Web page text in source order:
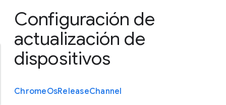
Configuración de
actualización de
dispositivos
ChromeOsReleaseChannel